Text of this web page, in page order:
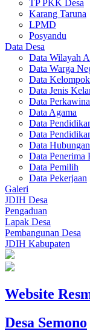
TP PKK Desa
Karang Taruna
LPMD
Posyandu
Data Desa
Data Wilayah
Data Warga
Data
Data Jenis
Data
Data Agama
Data
Data
Data
Data Penerima
Data Pemilih
Data Pekerjaan
Galeri
JDIH Desa
Pengaduan
Lapak Desa
Pembangunan Desa
JDIH Kabupaten
Website
Desa Semono